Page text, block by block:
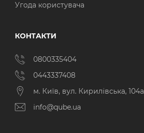
Угода користувача
КОНТАКТИ
0800335404
0443337408
м. Київ, вул. Кирилівська, 104а
info@qube.ua